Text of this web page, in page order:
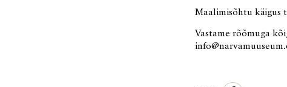
Maalimisõhtu käigus
Vastame rõõmuga